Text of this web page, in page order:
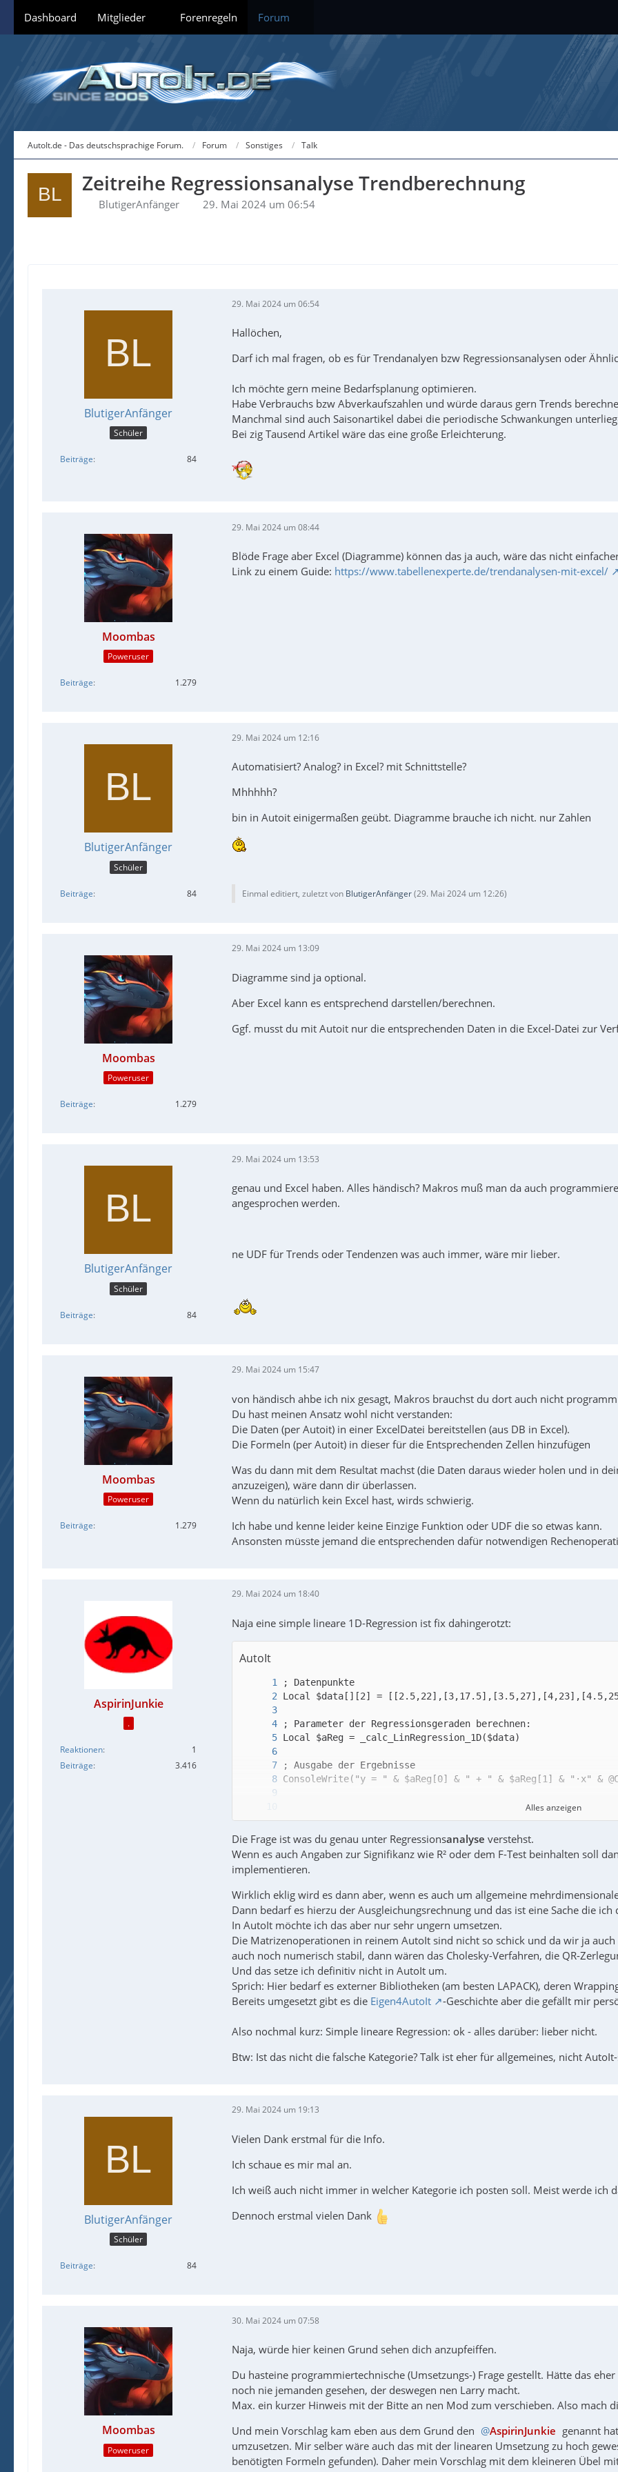
Dashboard Mitglieder Forenregeln Forum
AutoIt.de - Das deutschsprachige Forum. Forum Sonstiges Talk
Zeitreihe Regressionsanalyse Trendberechnung
BlutigerAnfänger 29. Mai 2024 um 06:54
BlutigerAnfänger
Schüler
Beiträge 84
29. Mai 2024 um 06:54
Hallöchen,
Darf ich mal fragen, ob es für Trendanalyen bzw Regressionsanalysen oder
Ich möchte gern meine Bedarfsplanung optimieren.
Habe Verbrauchs bzw Abverkaufszahlen und würde daraus gern Trends
Manchmal sind auch Saisonartikel dabei die periodische Schwankungen
Bei zig Tausend Artikel wäre das eine große Erleichterung.
Moombas
Poweruser
Beiträge 1.279
29. Mai 2024 um 08:44
Blöde Frage aber Excel (Diagramme) können das ja auch, wäre das nicht
Link zu einem Guide: https://www.tabellenexperte.de/trendanalysen-mit-excel/
BlutigerAnfänger
Schüler
Beiträge 84
29. Mai 2024 um 12:16
Automatisiert? Analog? in Excel? mit Schnittstelle?
Mhhhhh?
bin in Autoit einigermaßen geübt. Diagramme brauche ich nicht. nur Zahlen
Einmal editiert, zuletzt von BlutigerAnfänger(29. Mai 2024 um 12:26)
Moombas
Poweruser
Beiträge 1.279
29. Mai 2024 um 13:09
Diagramme sind ja optional.
Aber Excel kann es entsprechend darstellen/berechnen.
Ggf. musst du mit Autoit nur die entsprechenden Daten in die Excel-Datei zur
BlutigerAnfänger
Schüler
Beiträge 84
29. Mai 2024 um 13:53
genau und Excel haben. Alles händisch? Makros muß man da auch
angesprochen werden.
ne UDF für Trends oder Tendenzen was auch immer, wäre mir lieber.
Moombas
Poweruser
Beiträge 1.279
29. Mai 2024 um 15:47
von händisch ahbe ich nix gesagt, Makros brauchst du dort auch nicht
Du hast meinen Ansatz wohl nicht verstanden:
Die Daten (per Autoit) in einer ExcelDatei bereitstellen (aus DB in Excel).
Die Formeln (per Autoit) in dieser für die Entsprechenden Zellen hinzufügen
Was du dann mit dem Resultat machst (die Daten daraus wieder holen und in
anzuzeigen), wäre dann dir überlassen.
Wenn du natürlich kein Excel hast, wirds schwierig.
Ich habe und kenne leider keine Einzige Funktion oder UDF die so etwas kann.
Ansonsten müsste jemand die entsprechenden dafür notwendigen
AspirinJunkie
.
Reaktionen
1
Beiträge
3.416
29. Mai 2024 um 18:40
Naja eine simple lineare 1D-Regression ist fix dahingerotzt:
AutoIt
EndFunc
Alles anzeigen
Die Frage ist was du genau unter Regressionsanalyse verstehst.
Wenn es auch Angaben zur Signifikanz wie R² oder dem F-Test beinhalten soll
implementieren.
Wirklich eklig wird es dann aber, wenn es auch um allgemeine
Dann bedarf es hierzu der Ausgleichungsrechnung und das ist eine Sache die
In AutoIt möchte ich das aber nur sehr ungern umsetzen.
Die Matrizenoperationen in reinem AutoIt sind nicht so schick und da wir ja
auch noch numerisch stabil, dann wären das Cholesky-Verfahren, die QR-
Und das setze ich definitiv nicht in AutoIt um.
Sprich: Hier bedarf es externer Bibliotheken (am besten LAPACK), deren
Bereits umgesetzt gibt es die Eigen4AutoIt -Geschichte aber die gefällt mir
Also nochmal kurz: Simple lineare Regression: ok - alles darüber: lieber nicht.
Btw: Ist das nicht die falsche Kategorie? Talk ist eher für allgemeines, nicht
BlutigerAnfänger
Schüler
Beiträge 84
29. Mai 2024 um 19:13
Vielen Dank erstmal für die Info.
Ich schaue es mir mal an.
Ich weiß auch nicht immer in welcher Kategorie ich posten soll. Meist werde ich
Dennoch erstmal vielen Dank
Moombas
Poweruser
30. Mai 2024 um 07:58
Naja, würde hier keinen Grund sehen dich anzupfeiffen.
Du hasteine programmiertechnische (Umsetzungs-) Frage gestellt. Hätte das
noch nie jemanden gesehen, der deswegen nen Larry macht.
Max. ein kurzer Hinweis mit der Bitte an nen Mod zum verschieben. Also mach
Und mein Vorschlag kam eben aus dem Grund den
AspirinJunkie genannt
umzusetzen. Mir selber wäre auch das mit der linearen Umsetzung zu hoch
benötigten Formeln gefunden). Daher mein Vorschlag mit dem kleineren Übel